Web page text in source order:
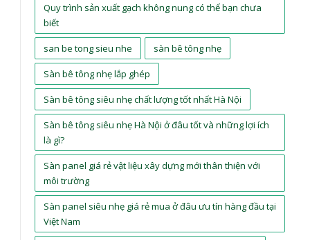
Quy trình sản xuất gạch không nung có thể bạn chưa
biết
san be tong sieu nhe sàn bê tông nhẹ
Sàn bê tông nhẹ lắp ghép
Sàn bê tông siêu nhẹ chất lượng tốt nhất Hà Nội
Sàn bê tông siêu nhẹ Hà Nội ở đâu tốt và những lợi ích
là gì?
Sàn panel giá rẻ vật liệu xây dựng mới thân thiện với
môi trường
Sàn panel siêu nhẹ giá rẻ mua ở đâu ưu tín hàng đầu tại
Việt Nam